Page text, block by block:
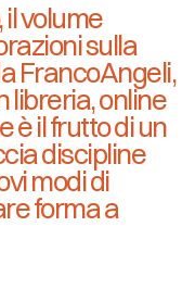
il volume
sulla
FrancoAngeli,
libreria, online
è il frutto di un
discipline
modi di
forma a